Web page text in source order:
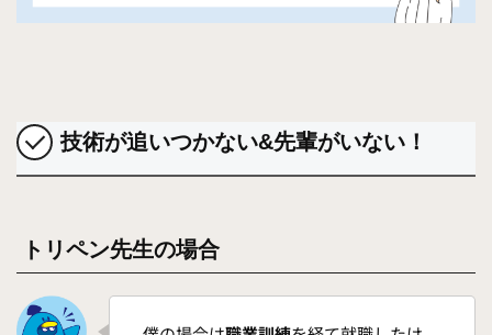
技術が追いつかない&先輩がいない！
トリペン先生の場合